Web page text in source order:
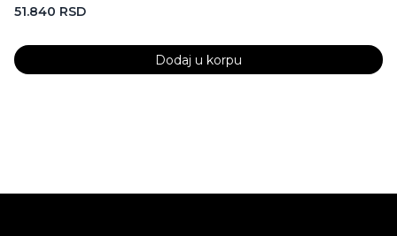
51.840 RSD
Dodaj u korpu